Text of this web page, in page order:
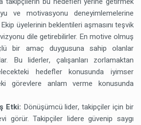
ve motivasyonu deneyimlemelerine
Ekip üyelerinin beklentileri aşmasını teşvik
dile getirebilirler. En motive olmuş
bir amaç duygusuna sahip olanlar
Bu liderler, çalışanları zorlamaktan
hedefler konusunda iyimser
görevlere anlam verme konusunda
Etki: Dönüşümcü lider, takipçiler için bir
görür. Takipçiler lidere güvenip saygı